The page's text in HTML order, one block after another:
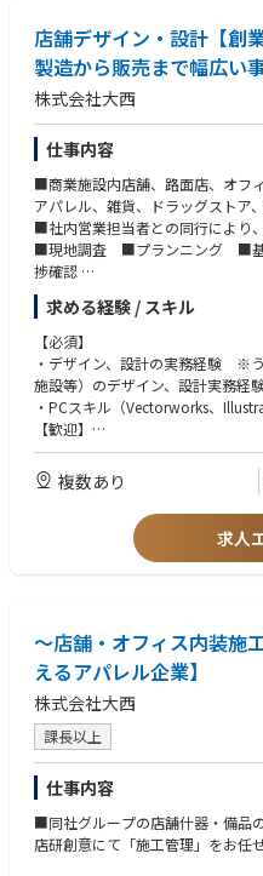
店舗デザイン・設計【創
製造から販売まで幅広い
株式会社大西
仕事内容
■商業施設内店舗、路面店、オフ
アパレル、雑貨、ドラッグストア
■社内営業担当者との同行により
■現地調査 ■プランニング ■
捗確認
※施工管理については別部門に専
することが必要です。
※お客様へのデザイン提案やプレ
きます。
求める経験 / スキル
【必須】
・デザイン、設計の実務経験 ※
施設等）のデザイン、設計実務経
・PCスキル（Vectorworks、
【歓迎】
・オフィス空間、飲食店に関する
・一級建築士、二級建築士、1級
をお持ちの方。
・空調、電気、給排水設備等の
に関する知識がある方
複数あり
求人
～店舗・オフィス内装施
えるアパレル企業】
株式会社大西
課長以上
仕事内容
■同社グループの店舗什器・備品
店研創意にて「施工管理」をお任